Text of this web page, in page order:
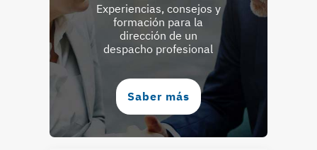
Experiencias, consejos y
formación para la
dirección de un
despacho profesional
Saber más